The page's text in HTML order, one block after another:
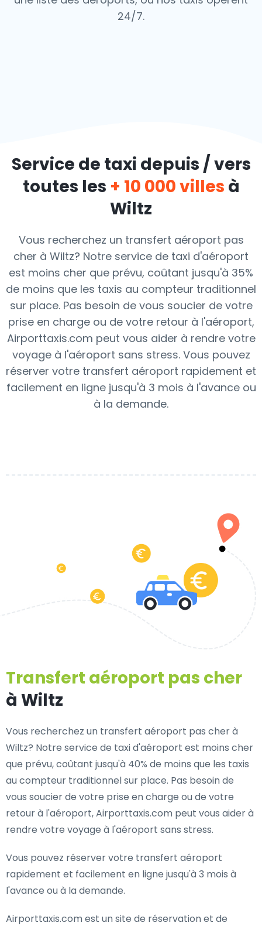
24/7.
Service de taxi depuis / vers
toutes les + 10 000 villes à
Wiltz
Vous recherchez un transfert aéroport pas
cher à Wiltz? Notre service de taxi d'aéroport
est moins cher que prévu, coûtant jusqu'à 35%
de moins que les taxis au compteur traditionnel
sur place. Pas besoin de vous soucier de votre
prise en charge ou de votre retour à l'aéroport,
Airporttaxis.com peut vous aider à rendre votre
voyage à l'aéroport sans stress. Vous pouvez
réserver votre transfert aéroport rapidement et
facilement en ligne jusqu'à 3 mois à l'avance ou
à la demande.
Transfert aéroport pas cher
à Wiltz
Vous recherchez un transfert aéroport pas cher à
Wiltz? Notre service de taxi d'aéroport est moins cher
que prévu, coûtant jusqu'à 40% de moins que les taxis
au compteur traditionnel sur place. Pas besoin de
vous soucier de votre prise en charge ou de votre
retour à l'aéroport, Airporttaxis.com peut vous aider à
rendre votre voyage à l'aéroport sans stress.
Vous pouvez réserver votre transfert aéroport
rapidement et facilement en ligne jusqu'à 3 mois à
l'avance ou à la demande.
Airporttaxis.com est un site de réservation et de